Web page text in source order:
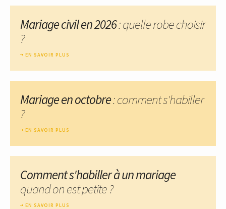
Mariage civil en 2026: quelle robe choisir
?
EN SAVOIR PLUS
Mariage en octobre: comment s'habiller
?
EN SAVOIR PLUS
Comment s'habiller à un mariage
quand on est petite ?
EN SAVOIR PLUS